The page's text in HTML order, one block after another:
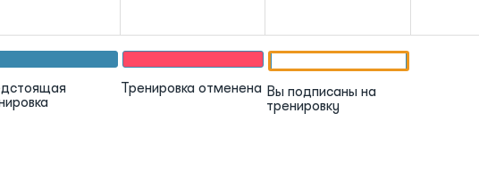
Тренировка отменена Вы подписаны на
тренировку